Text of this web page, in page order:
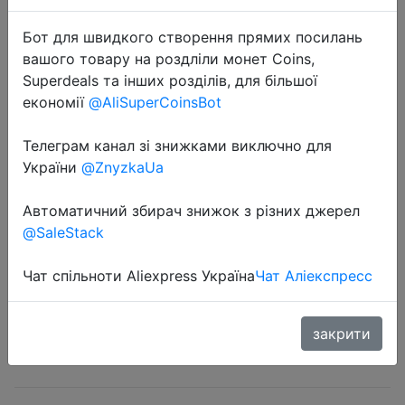
2022-10-19
KARCHER K 3, 120 бар, 380 л/ч
5990 руб.
Бот для швидкого створення прямих посилань
вашого товару на роздліли монет Coins,
Superdeals та інших розділів, для більшої
економії @AliSuperCoinsBot
Телеграм канал зі знижками виключно для
України @ZnyzkaUa
Автоматичний збирач знижок з різних джерел
@SaleStack
Чат спільноти Aliexpress УкраїнаЧат Аліекспресс
закрити